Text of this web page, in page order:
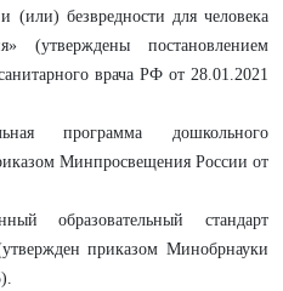
(или) безвредности для человека
(утверждены постановлением
врача РФ от 28.01.2021
программа дошкольного
Минпросвещения России от
образовательный стандарт
приказом Минобрнауки